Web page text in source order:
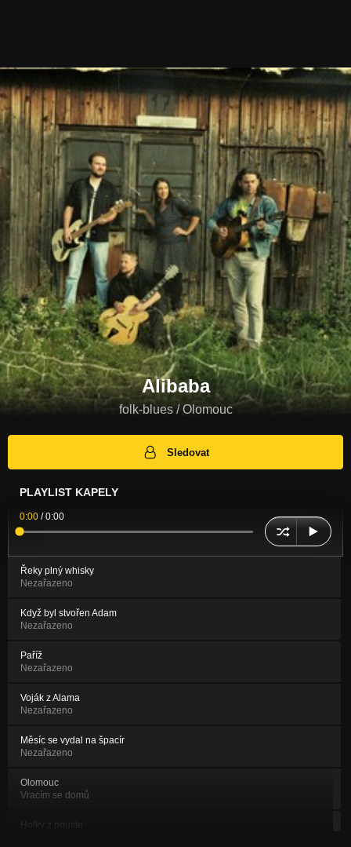
Alibaba
folk-blues / Olomouc
Sledovat
PLAYLIST KAPELY
0:00 /0:00
Řeky plný whisky
Nezařazeno
Když byl stvořen Adam
Nezařazeno
Paříž
Nezařazeno
Voják z Alama
Nezařazeno
Měsíc se vydal na špacír
Nezařazeno
Olomouc
Vracím se domů
Holky z pouste